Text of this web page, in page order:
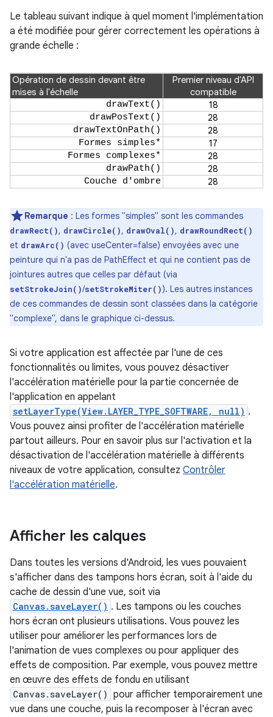
Le tableau suivant indique à quel moment l'implémentation
a été modifiée pour gérer correctement les opérations à
grande échelle :
Opération de dessin devant être
mises à l'échelle
Premier niveau d'API
compatible
drawText() 18
drawPosText() 28
drawTextOnPath() 28
Formes simples* 17
Formes complexes* 28
drawPath() 28
Couche d'ombre 28
Remarque : Les formes "simples" sont les commandes
drawRect(), drawCircle(), drawOval(), drawRoundRect()
et drawArc() (avec useCenter=false) envoyées avec une
peinture qui n'a pas de PathEffect et qui ne contient pas de
jointures autres que celles par défaut (via
setStrokeJoin()/setStrokeMiter()). Les autres instances
de ces commandes de dessin sont classées dans la catégorie
"complexe", dans le graphique ci-dessus.
Si votre application est affectée par l'une de ces
fonctionnalités ou limites, vous pouvez désactiver
l'accélération matérielle pour la partie concernée de
l'application en appelant
setLayerType(View.LAYER_TYPE_SOFTWARE, null) .
Vous pouvez ainsi profiter de l'accélération matérielle
partout ailleurs. Pour en savoir plus sur l'activation et la
désactivation de l'accélération matérielle à différents
niveaux de votre application, consultez Contrôler
l'accélération matérielle.
Afficher les calques
Dans toutes les versions d'Android, les vues pouvaient
s'afficher dans des tampons hors écran, soit à l'aide du
cache de dessin d'une vue, soit via
Canvas.saveLayer() . Les tampons ou les couches
hors écran ont plusieurs utilisations. Vous pouvez les
utiliser pour améliorer les performances lors de
l'animation de vues complexes ou pour appliquer des
effets de composition. Par exemple, vous pouvez mettre
en œuvre des effets de fondu en utilisant
Canvas.saveLayer() pour afficher temporairement une
vue dans une couche, puis la recomposer à l'écran avec